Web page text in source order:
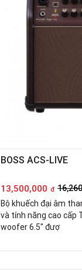
BOSS ACS-LIVE
13,500,000 đ
Bộ khuếch đại âm
và tính năng cao cấp
woofer 6.5" đượ